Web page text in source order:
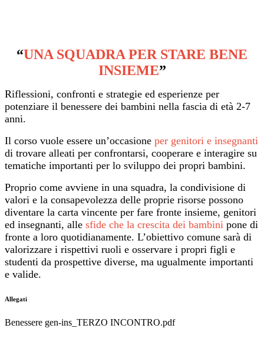
“UNA SQUADRA PER STARE BENE
INSIEME”
Riflessioni, confronti e strategie ed esperienze per
potenziare il benessere dei bambini nella fascia di età 2-7
anni.
Il corso vuole essere un’occasione per genitori e insegnanti
di trovare alleati per confrontarsi, cooperare e interagire su
tematiche importanti per lo sviluppo dei propri bambini.
Proprio come avviene in una squadra, la condivisione di
valori e la consapevolezza delle proprie risorse possono
diventare la carta vincente per fare fronte insieme, genitori
ed insegnanti, alle sfide che la crescita dei bambini pone di
fronte a loro quotidianamente. L’obiettivo comune sarà di
valorizzare i rispettivi ruoli e osservare i propri figli e
studenti da prospettive diverse, ma ugualmente importanti
e valide.
Allegati
Benessere gen-ins_TERZO INCONTRO.pdf